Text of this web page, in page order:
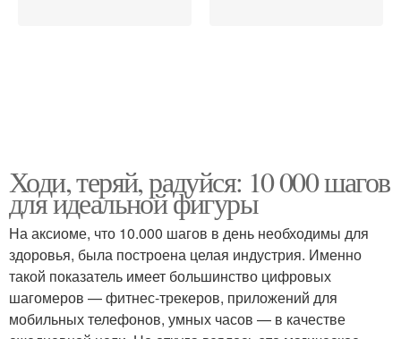
Ходи, теряй, радуйся: 10 000 шагов
для идеальной фигуры
На аксиоме, что 10.000 шагов в день необходимы для
здоровья, была построена целая индустрия. Именно
такой показатель имеет большинство цифровых
шагомеров — фитнес-трекеров, приложений для
мобильных телефонов, умных часов — в качестве